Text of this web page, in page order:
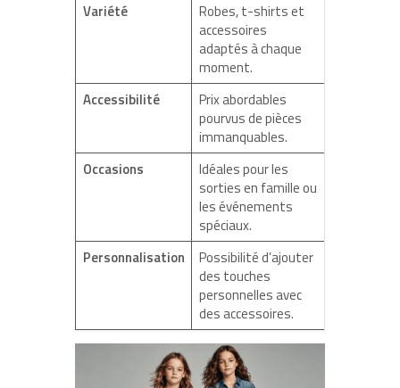
Variété
Robes, t-shirts et
accessoires
adaptés à chaque
moment.
Accessibilité
Prix abordables
pourvus de pièces
immanquables.
Occasions
Idéales pour les
sorties en famille ou
les événements
spéciaux.
Personnalisation
Possibilité d’ajouter
des touches
personnelles avec
des accessoires.